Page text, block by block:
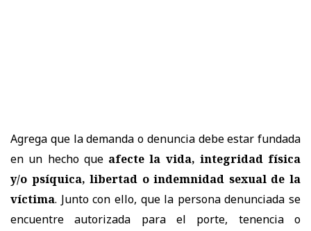
Agrega que la demanda o denuncia debe estar fundada
en un hecho que afecte la vida, integridad física
y/o psíquica, libertad o indemnidad sexual de la
víctima. Junto con ello, que la persona denunciada se
encuentre autorizada para el porte, tenencia o